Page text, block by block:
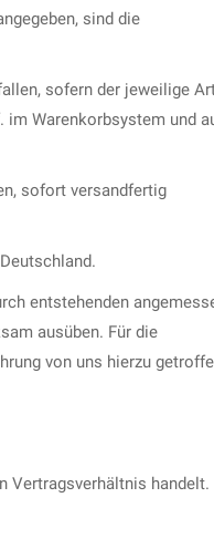
sind die
sofern der jeweilige
im Warenkorbsystem und
sofort versandfertig
entstehenden
ausüben. Für die
von uns hierzu
Vertragsverhältnis handelt.